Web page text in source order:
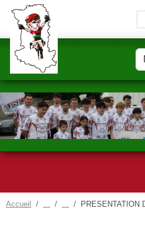
Accueil PRESENTATION
Panneau de gestion des cookies